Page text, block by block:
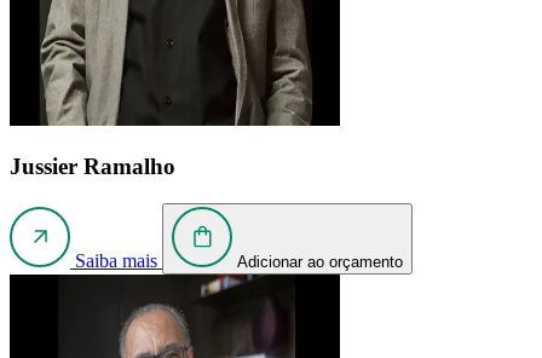
Jussier Ramalho
Saiba mais Adicionar ao orçamento